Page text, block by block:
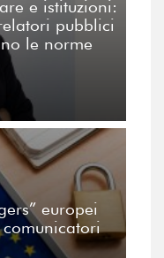
e istituzioni:
pubblici
le norme
europei